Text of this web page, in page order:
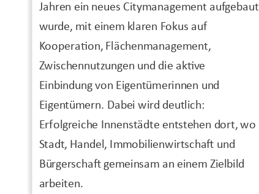
Jahren ein neues Citymanagement aufgebaut
wurde, mit einem klaren Fokus auf
Kooperation, Flächenmanagement,
Zwischennutzungen und die aktive
Einbindung von Eigentümerinnen und
Eigentümern. Dabei wird deutlich:
Erfolgreiche Innenstädte entstehen dort, wo
Stadt, Handel, Immobilienwirtschaft und
Bürgerschaft gemeinsam an einem Zielbild
arbeiten.